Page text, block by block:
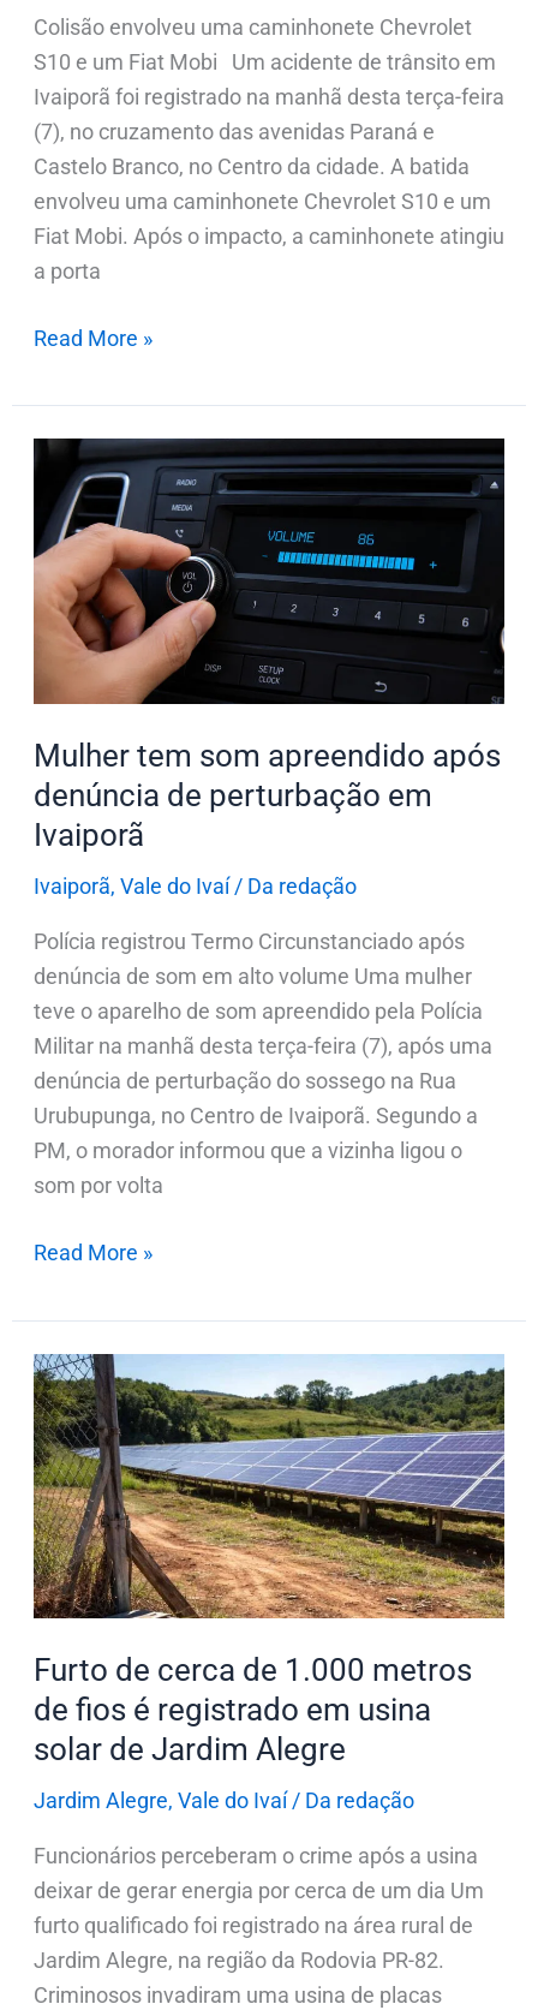
Colisão envolveu uma caminhonete Chevrolet
S10 e um Fiat Mobi Um acidente de trânsito em
Ivaiporã foi registrado na manhã desta terça-feira
(7), no cruzamento das avenidas Paraná e
Castelo Branco, no Centro da cidade. A batida
envolveu uma caminhonete Chevrolet S10 e um
Fiat Mobi. Após o impacto, a caminhonete atingiu
a porta
Read More »
Mulher tem som apreendido após
denúncia de perturbação em
Ivaiporã
Ivaiporã, Vale do Ivaí/ Da redação
Polícia registrou Termo Circunstanciado após
denúncia de som em alto volume Uma mulher
teve o aparelho de som apreendido pela Polícia
Militar na manhã desta terça-feira (7), após uma
denúncia de perturbação do sossego na Rua
Urubupunga, no Centro de Ivaiporã. Segundo a
PM, o morador informou que a vizinha ligou o
som por volta
Mulher
tem
som
apreendido
após
denúncia
perturbação
Ivaiporã
Read More »
Furto de cerca de 1.000 metros
de fios é registrado em usina
solar de Jardim Alegre
Jardim Alegre, Vale do Ivaí/ Da redação
Funcionários perceberam o crime após a usina
deixar de gerar energia por cerca de um dia Um
furto qualificado foi registrado na área rural de
Jardim Alegre, na região da Rodovia PR-82.
Criminosos invadiram uma usina de placas
Furto
de
cerca
de
1.000
metros
de
fios
registrado
em
usina
solar
Jardim
Alegre